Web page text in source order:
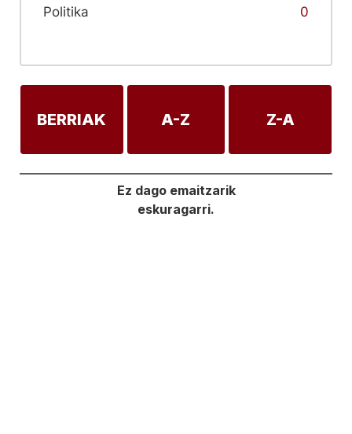
Politika 0
BERRIAK A-Z Z-A
Ez dago emaitzarik
eskuragarri.